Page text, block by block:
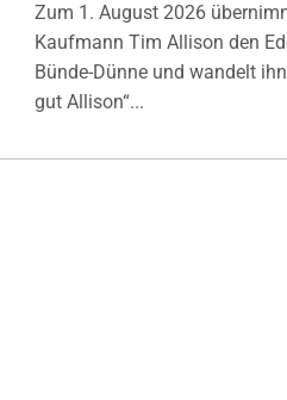
Zum 1. August 2026
Kaufmann Tim Allison den
Bünde-Dünne und wandelt
gut Allison“...